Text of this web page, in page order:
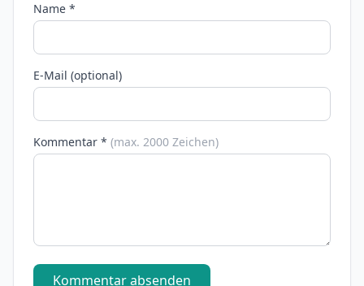
Name *
E-Mail (optional)
Kommentar * (max. 2000 Zeichen)
Kommentar absenden